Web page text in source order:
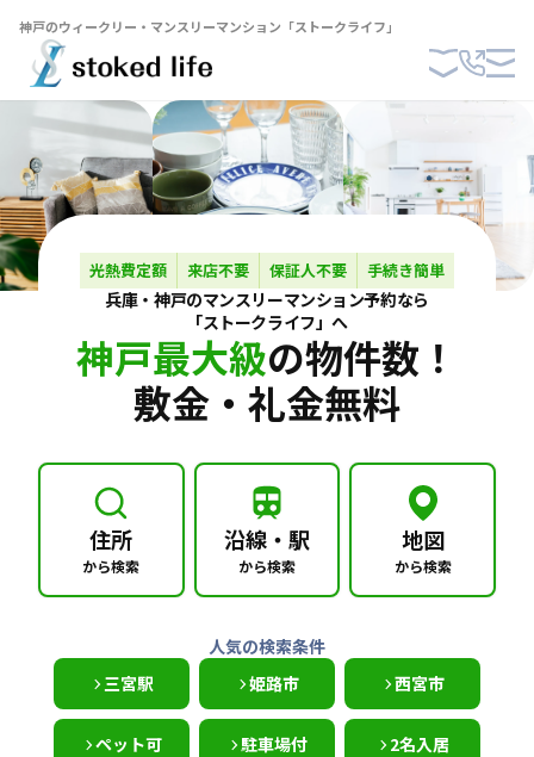
神戸のウィークリー・マンスリーマンション「ストークライフ」
光熱費定額 来店不要 保証人不要 手続き簡単
兵庫・神戸のマンスリーマンション予約なら
「ストークライフ」へ
神戸最大級の物件数！
敷金・礼金無料
住所
から検索
沿線・駅
から検索
地図
から検索
人気の検索条件
三宮駅
姫路市 西宮市
ペット可 駐車場付
2名入居